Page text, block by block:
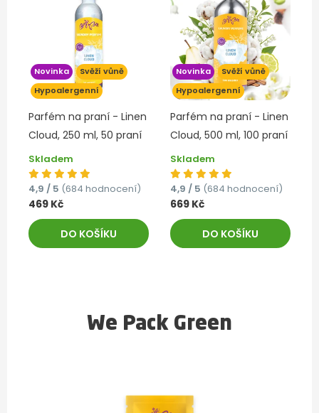
Novinka
Svěží vůně
Hypoalergenní
Parfém na praní - Linen
Cloud, 250 ml, 50 praní
Skladem
4,9 / 5 (684 hodnocení)
469 Kč
DO KOŠÍKU
Novinka
Svěží vůně
Hypoalergenní
Parfém na praní - Linen
Cloud, 500 ml, 100 praní
Skladem
4,9 / 5 (684 hodnocení)
669 Kč
DO KOŠÍKU
We Pack Green